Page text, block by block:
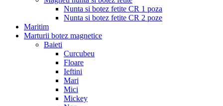
Nunta si botez fetite CR 1 poza
Nunta si botez fetite CR 2 poze
Maritim
Marturii botez magnetice
Baieti
Curcubeu
Floare
Ieftini
Mari
Mici
Mickey